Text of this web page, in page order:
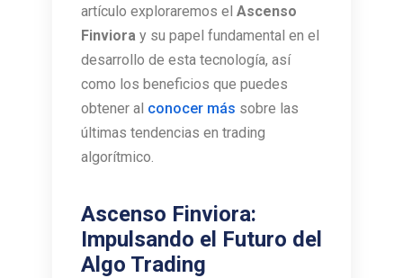
artículo exploraremos el Ascenso
Finviora y su papel fundamental en el
desarrollo de esta tecnología, así
como los beneficios que puedes
obtener al conocer más sobre las
últimas tendencias en trading
algorítmico.
Ascenso Finviora:
Impulsando el Futuro del
Algo Trading